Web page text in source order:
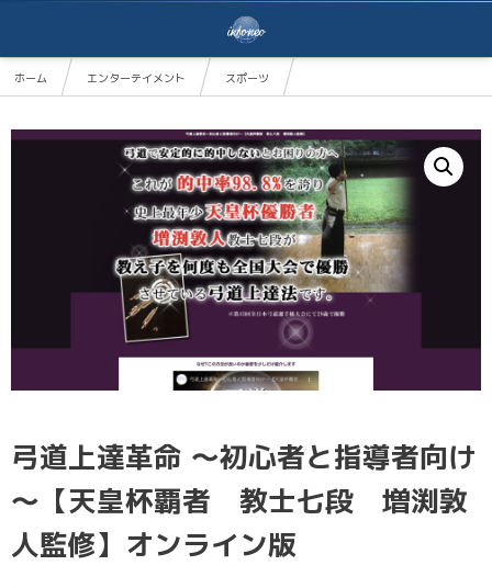
ホーム エンターテイメント
スポーツ
弓道上達革命 ～初心者と指導者向け
～【天皇杯覇者 教士七段 増渕敦
人監修】オンライン版